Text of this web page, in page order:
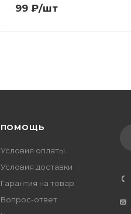
99 ₽/шт
ПОМОЩЬ
Условия оплаты
Условия доставки
Гарантия на товар
Вопрос-ответ